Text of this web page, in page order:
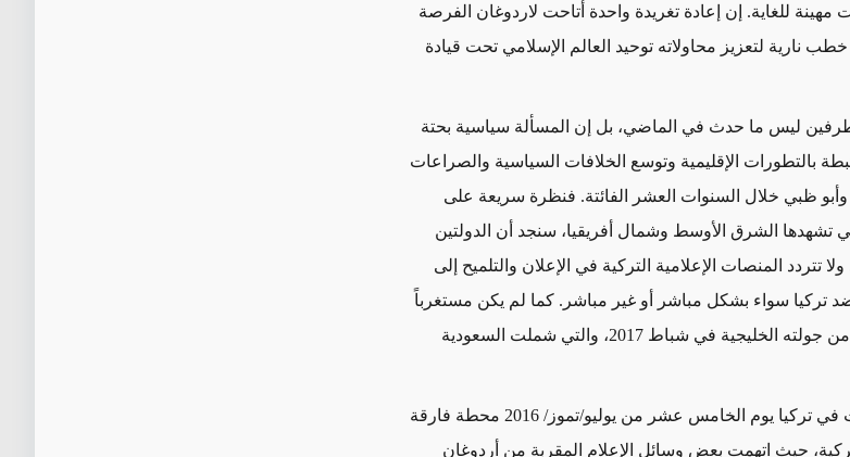
مهينة للغاية. إن إعادة تغريدة واحدة أتاحت لاردوغان الفرصة
نارية لتعزيز محاولاته توحيد العالم الإسلامي تحت قيادة
الطرفين ليس ما حدث في الماضي، بل إن المسألة سياسية بحتة
بالتطورات الإقليمية وتوسع الخلافات السياسية والصراعات
وأبو ظبي خلال السنوات العشر الفائتة. فنظرة سريعة على
تشهدها الشرق الأوسط وشمال أفريقيا، سنجد أن الدولتين
المنصات الإعلامية التركية في الإعلان والتلميح إلى
سواء بشكل مباشر أو غير مباشر. كما لم يكن مستغرباً
استثناء أردوغان دولة الإمارات من جولته الخليجية في شباط 2017، والتي شملت السعودية
مثل الانقلاب الفاشل الذي حدث في تركيا يوم الخامس عشر من يوليو/تموز/ 2016 محطة فارقة
حيث اتهمت بعض وسائل الإعلام المقربة من أردوغان